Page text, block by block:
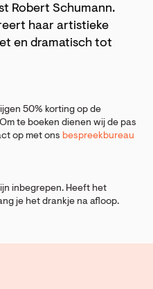
Robert Schumann.
haar artistieke
en dramatisch tot
50% korting op de
te boeken dienen wij de pas
op met ons bespreekbureau
inbegrepen. Heeft het
je het drankje na afloop.